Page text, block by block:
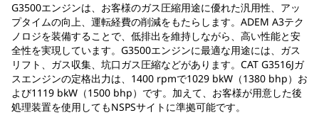
G3500エンジンは、お客様のガス圧縮用途に優れた汎用性、アッ
プタイムの向上、運転経費の削減をもたらします。ADEM A3テク
ノロジを装備することで、低排出を維持しながら、高い性能と安
全性を実現しています。G3500エンジンに最適な用途には、ガス
リフト、ガス収集、坑口ガス圧縮などがあります。CAT G3516Jガ
スエンジンの定格出力は、1400 rpmで1029 bkW（1380 bhp）お
よび1119 bkW（1500 bhp）です。加えて、お客様が用意した後
処理装置を使用してもNSPSサイトに準拠可能です。